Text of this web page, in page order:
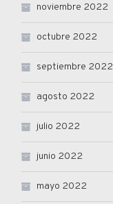
noviembre 2022
octubre 2022
septiembre 2022
agosto 2022
julio 2022
junio 2022
mayo 2022